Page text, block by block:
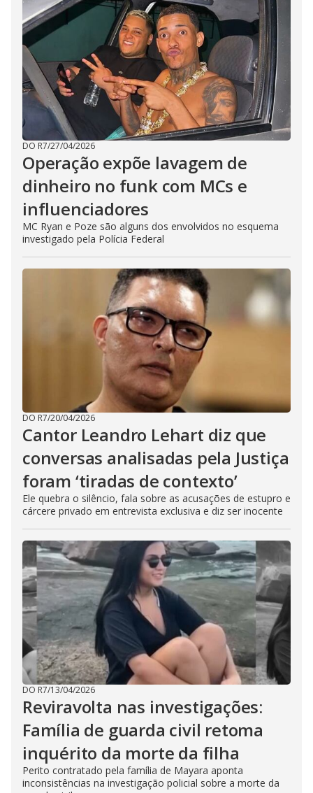
DO R7/27/04/2026
Operação expõe lavagem de
dinheiro no funk com MCs e
influenciadores
MC Ryan e Poze são alguns dos envolvidos no esquema
investigado pela Polícia Federal
DO R7/20/04/2026
Cantor Leandro Lehart diz que
conversas analisadas pela Justiça
foram ‘tiradas de contexto’
Ele quebra o silêncio, fala sobre as acusações de estupro e
cárcere privado em entrevista exclusiva e diz ser inocente
DO R7/13/04/2026
Reviravolta nas investigações:
Família de guarda civil retoma
inquérito da morte da filha
Perito contratado pela família de Mayara aponta
inconsistências na investigação policial sobre a morte da